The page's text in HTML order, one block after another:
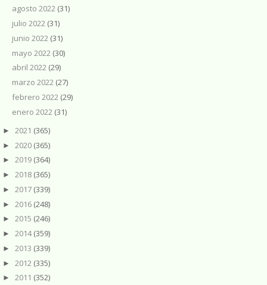
agosto 2022 (31)
julio 2022 (31)
junio 2022 (31)
mayo 2022 (30)
abril 2022 (29)
marzo 2022 (27)
febrero 2022 (29)
enero 2022 (31)
► 2021 (365)
► 2020 (365)
► 2019 (364)
► 2018 (365)
► 2017 (339)
► 2016 (248)
► 2015 (246)
► 2014(359)
► 2013 (339)
► 2012 (335)
► 2011 (352)